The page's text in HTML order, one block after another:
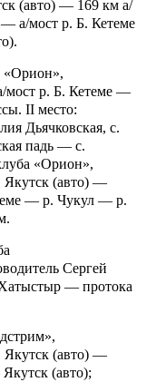
(авто) — 169 км а/
а/мост р. Б. Кетеме
«Орион»,
мост р. Б. Кетеме —
II место:
Дьячковская, с.
падь — с.
«Орион»,
Якутск (авто) —
— р. Чукул — р.
Сергей
— протока
Якутск (авто) —
(авто);